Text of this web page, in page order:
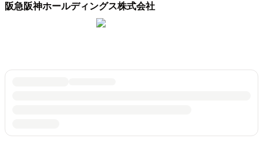
阪急阪神ホールディングス株式会社